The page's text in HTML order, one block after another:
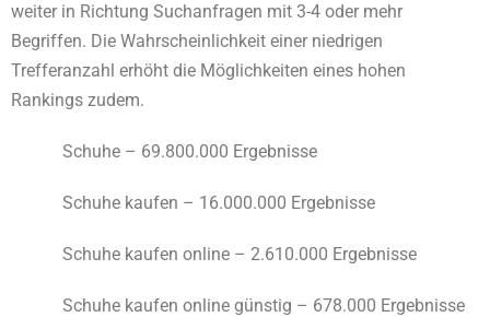
weiter in Richtung Suchanfragen mit 3-4 oder mehr
Begriffen. Die Wahrscheinlichkeit einer niedrigen
Trefferanzahl erhöht die Möglichkeiten eines hohen
Rankings zudem.
Schuhe – 69.800.000 Ergebnisse
Schuhe kaufen – 16.000.000 Ergebnisse
Schuhe kaufen online – 2.610.000 Ergebnisse
Schuhe kaufen online günstig – 678.000 Ergebnisse